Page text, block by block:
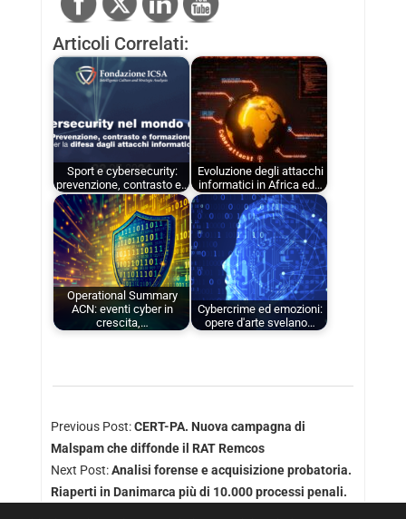
Articoli Correlati:
Sport e cybersecurity:
prevenzione, contrasto e…
Evoluzione degli attacchi
informatici in Africa ed…
Operational Summary
ACN: eventi cyber in
crescita,…
Cybercrime ed emozioni:
opere d'arte svelano…
Previous Post:CERT-PA. Nuova campagna di
Malspam che diffonde il RAT Remcos
Next Post:Analisi forense e acquisizione probatoria.
Riaperti in Danimarca più di 10.000 processi penali.